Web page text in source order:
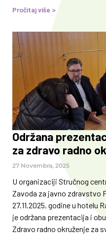
sigurnih radnih sredina.
naglašena važnost
zaposlenih i stvaranju
predstavlja nastavak
prevencije ovisnosti u
obuka okupile su učesnice
Pročitaj više >
Održana
za zdravo radno
27 Novembra, 2025
U organizaciji Stručnog
Zavoda za javno zdravstvo
27.11.2025. godine u hotelu
je održana prezentacija i
Zdravo radno okruženje za